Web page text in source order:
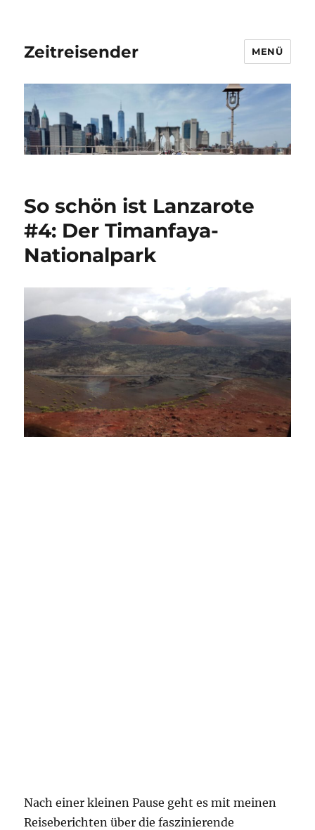
Zeitreisender MENÜ
So schön ist Lanzarote
#4: Der Timanfaya-
Nationalpark
Nach einer kleinen Pause geht es mit meinen
Reiseberichten über die faszinierende